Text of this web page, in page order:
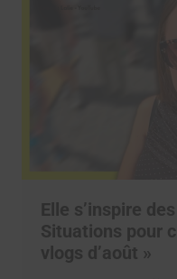
Elle s’inspire
Situations pour
vlogs d’août »